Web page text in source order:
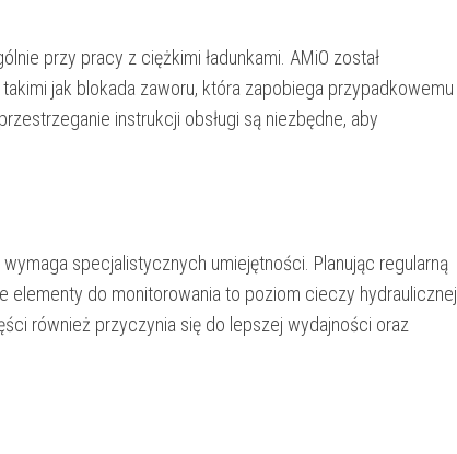
przy pracy z ciężkimi ładunkami. AMiO został
jak blokada zaworu, która zapobiega przypadkowemu
instrukcji obsługi są niezbędne, aby
specjalistycznych umiejętności. Planując regularną
elementy do monitorowania to poziom cieczy hydraulicznej
również przyczynia się do lepszej wydajności oraz